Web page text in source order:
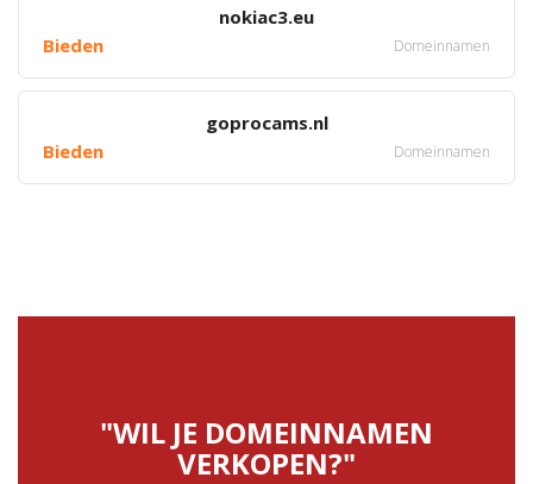
nokiac3.eu
Bieden
Domeinnamen
goprocams.nl
Bieden
Domeinnamen
"WIL JE DOMEINNAMEN
VERKOPEN?"